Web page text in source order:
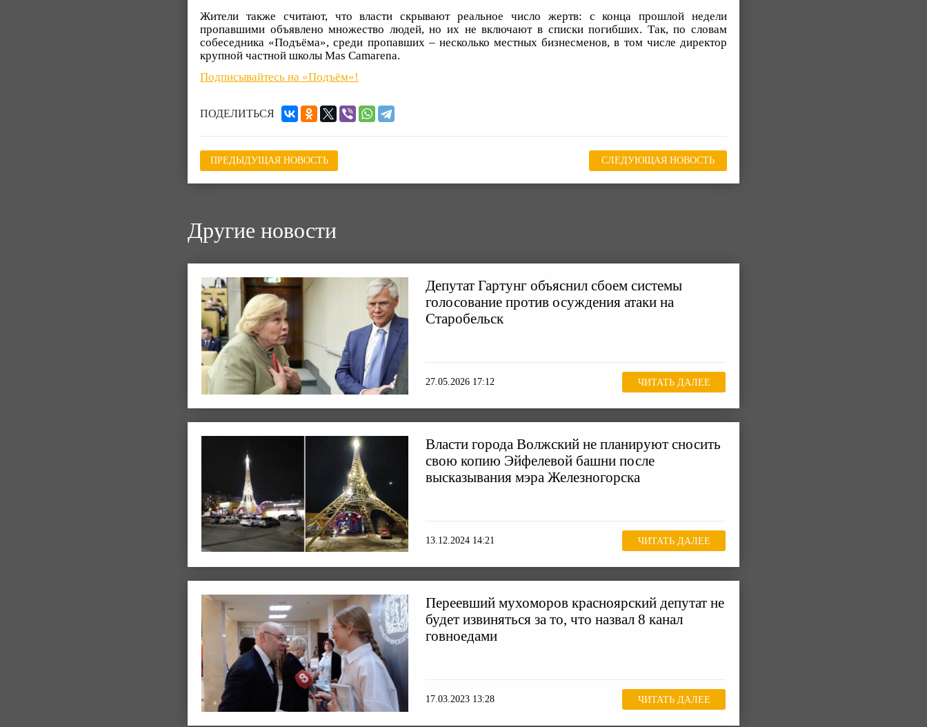
Жители также считают, что власти скрывают реальное число жертв: с конца прошлой недели
пропавшими объявлено множество людей, но их не включают в списки погибших. Так, по словам
собеседника «Подъёма», среди пропавших – несколько местных бизнесменов, в том числе директор
крупной частной школы Mas Camarena.
Подписывайтесь на «Подъём»!
ПОДЕЛИТЬСЯ
ПРЕДЫДУЩАЯ НОВОСТЬ СЛЕДУЮЩАЯ НОВОСТЬ
Другие новости
Депутат Гартунг объяснил сбоем системы
голосование против осуждения атаки на
Старобельск
27.05.2026 17:12 ЧИТАТЬ ДАЛЕЕ
Власти города Волжский не планируют сносить
свою копию Эйфелевой башни после
высказывания мэра Железногорска
13.12.2024 14:21 ЧИТАТЬ ДАЛЕЕ
Переевший мухоморов красноярский депутат не
будет извиняться за то, что назвал 8 канал
говноедами
17.03.2023 13:28 ЧИТАТЬ ДАЛЕЕ